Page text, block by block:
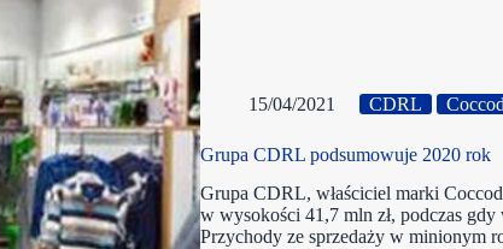
15/04/2021 CDRL
Grupa CDRL podsumowuje 2020 rok
Grupa CDRL, właściciel marki
w wysokości 41,7 mln zł, podczas gdy
Przychody ze sprzedaży w minionym